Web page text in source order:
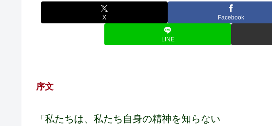
X Facebook
LINE
序文
「 私たちは、私たち自身の精神を知らない